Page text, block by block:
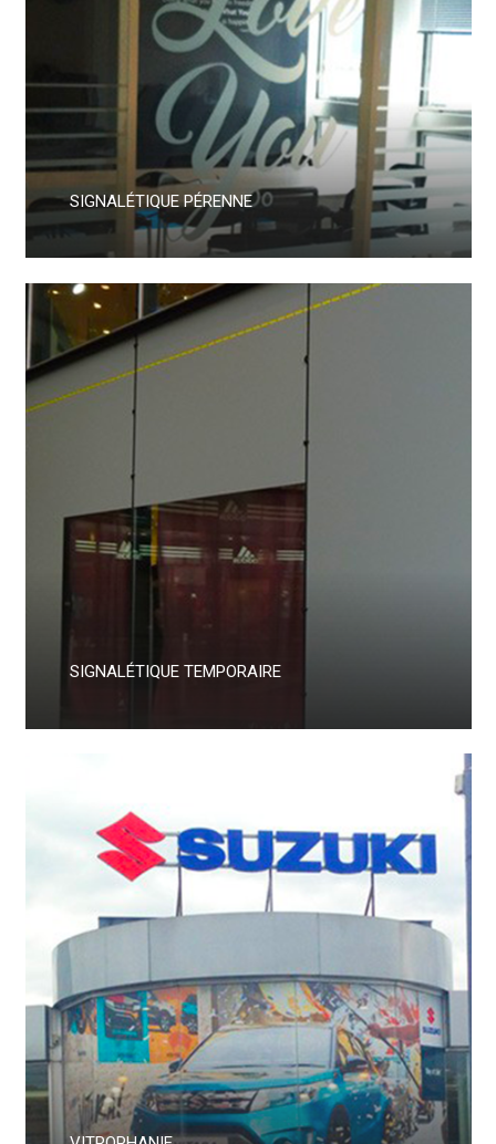
SIGNALÉTIQUE PÉRENNE
SIGNALÉTIQUE TEMPORAIRE